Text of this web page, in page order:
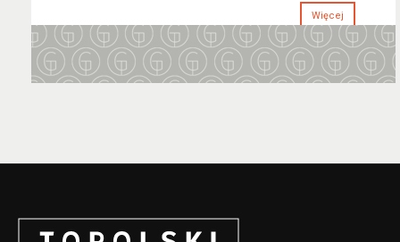
Więcej